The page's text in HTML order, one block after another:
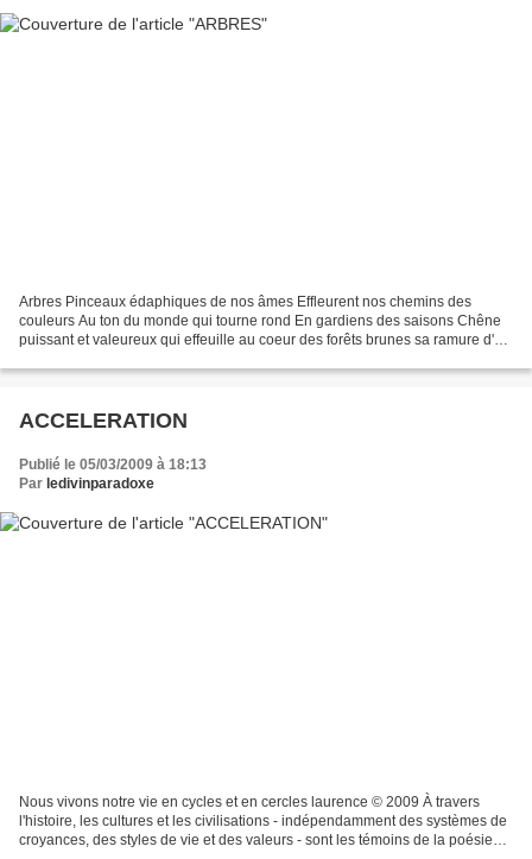
Arbres Pinceaux édaphiques de nos âmes Effleurent nos chemins des
couleurs Au ton du monde qui tourne rond En gardiens des saisons Chêne
puissant et valeureux qui effeuille au coeur des forêts brunes sa ramure d'or
ACCELERATION
Publié le 05/03/2009 à 18:13
Par ledivinparadoxe
Nous vivons notre vie en cycles et en cercles laurence © 2009 À travers
l'histoire, les cultures et les civilisations - indépendamment des systèmes de
croyances, des styles de vie et des valeurs - sont les témoins de la poésie